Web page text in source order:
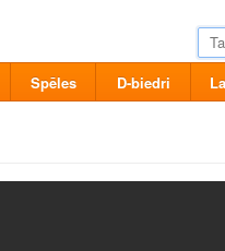
Spēles D-biedri